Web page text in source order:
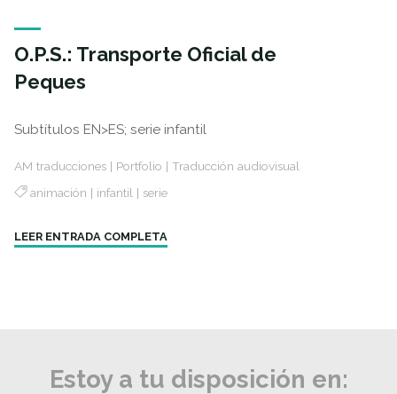
O.P.S.: Transporte Oficial de
Peques
Subtítulos EN>ES; serie infantil
AM traducciones | Portfolio | Traducción audiovisual
animación | infantil| serie
LEER ENTRADA COMPLETA
Estoy a tu disposición en: